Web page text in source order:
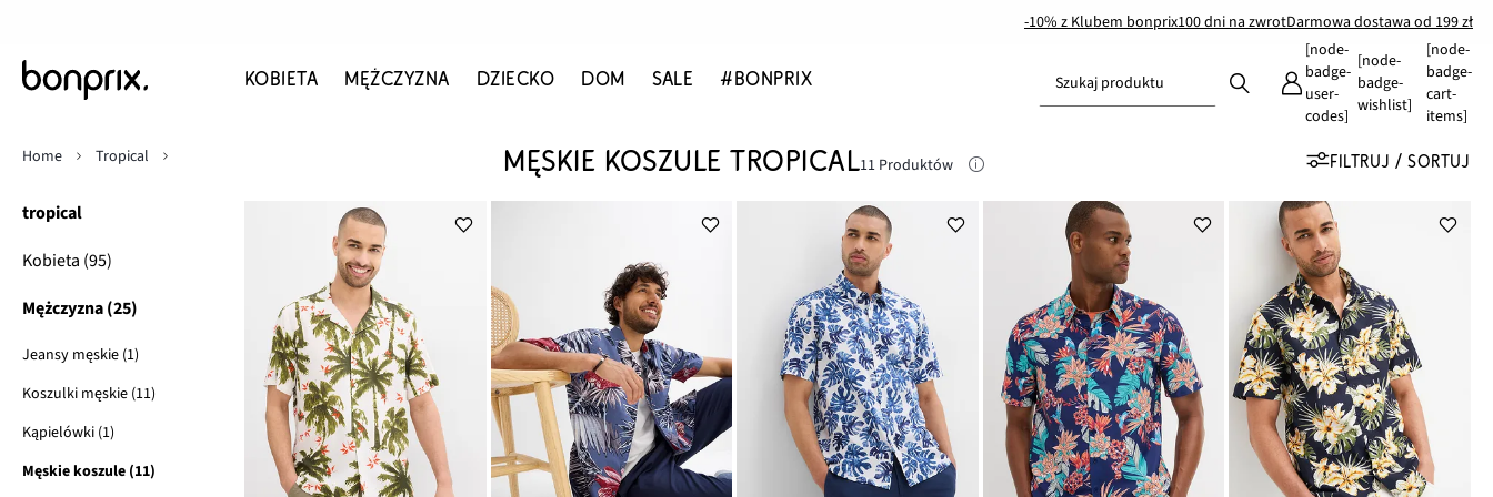
-10% z Klubem bonprix100 dni na zwrotDarmowa dostawa od 199 zł
KOBIETA MĘŻCZYZNA DZIECKO DOM SALE #BONPRIX Szukaj produktu
[node-
badge-
user-
codes]
[node-
badge-
wishlist]
[node-
badge-
cart-
items]
tropical
Kobieta (95)
Mężczyzna (25)
Jeansy męskie (1)
Koszulki męskie (11)
Kąpielówki (1)
Męskie koszule (11)
Home Tropical MĘSKIE KOSZULE TROPICAL11 Produktów FILTRUJ / SORTUJ